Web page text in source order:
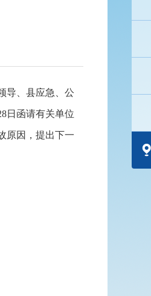
导、县应急、公
日函请有关单位
原因，提出下一